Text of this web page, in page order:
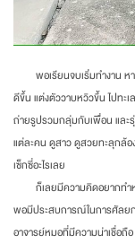
พอเรียนจบเริ่มทำงาน หาเ
ดีขึ้น แต่งตัววาบหวิวขึ้น ไปทะ
ถ่ายรูปรวมกลุ่มกับเพื่อน และ
แต่ละคน ดูสาว ดูสวยทะลุกล้อ
เซ็กซี่อะไรเลย
ก็เลยมีความคิดอยากทำห
พอมีประสบการณ์ในการศัลยก
อาจารย์หมอที่มีความน่าเชื่อถื